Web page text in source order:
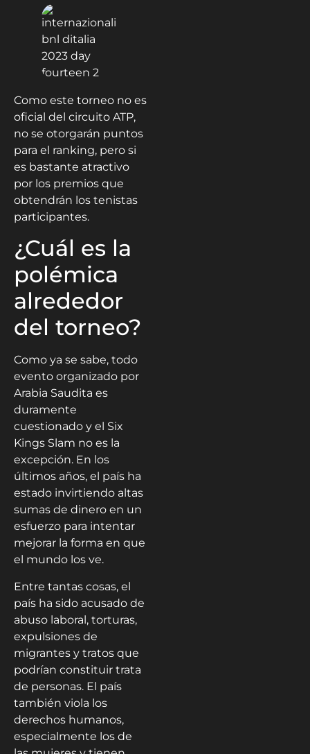
Como este torneo no es
oficial del circuito ATP,
no se otorgarán puntos
para el ranking, pero si
es bastante atractivo
por los premios que
obtendrán los tenistas
participantes.
¿Cuál es la
polémica
alrededor
del torneo?
Como ya se sabe, todo
evento organizado por
Arabia Saudita es
duramente
cuestionado y el Six
Kings Slam no es la
excepción. En los
últimos años, el país ha
estado invirtiendo altas
sumas de dinero en un
esfuerzo para intentar
mejorar la forma en que
el mundo los ve.
Entre tantas cosas, el
país ha sido acusado de
abuso laboral, torturas,
expulsiones de
migrantes y tratos que
podrían constituir trata
de personas. El país
también viola los
derechos humanos,
especialmente los de